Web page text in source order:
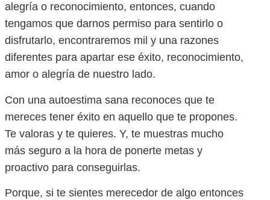
alegría o reconocimiento, entonces, cuando
tengamos que darnos permiso para sentirlo o
disfrutarlo, encontraremos mil y una razones
diferentes para apartar ese éxito, reconocimiento,
amor o alegría de nuestro lado.
Con una autoestima sana reconoces que te
mereces tener éxito en aquello que te propones.
Te valoras y te quieres. Y, te muestras mucho
más seguro a la hora de ponerte metas y
proactivo para conseguirlas.
Porque, si te sientes merecedor de algo entonces